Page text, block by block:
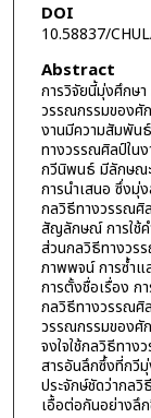
DOI
10.58837/
Abstract
การวิจัยนี้มุ่งศึกษ
วรรณกรรมของศั
งานมีความสัมพัน
ทางวรรณศิลป์ใน
กวีนิพนธ์ มีลักษณะ
การนำเสนอ ซึ่งมุ่
กลวิธีทางวรรณศิ
สัญลักษณ์ การใช้ค
ส่วนกลวิธีทางวร
ภาพพจน์ การซ้ำแ
การตั้งชื่อเรื่อง ก
กลวิธีทางวรรณศิ
วรรณกรรมของศั
จงใจใช้กลวิธีทา
สารอันลึกซึ้งที่กวี
ประจักษ์ชัดว่ากล
เอื้อต่อกันอย่างลึ